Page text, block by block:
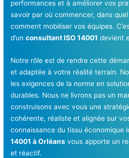
performances et à améliorer vos
savoir par où commencer, dans
comment mobiliser vos équipes.
d’unconsultant ISO 14001 devient
Notre rôle est de rendre cette
et adaptée à votre réalité terrain.
les exigences de la norme en
durables. Nous ne livrons pas un
construisons avec vous une
cohérente, réaliste et alignée sur
connaissance du tissu économique
14001 à Orléans vous apporte un
et réactif.